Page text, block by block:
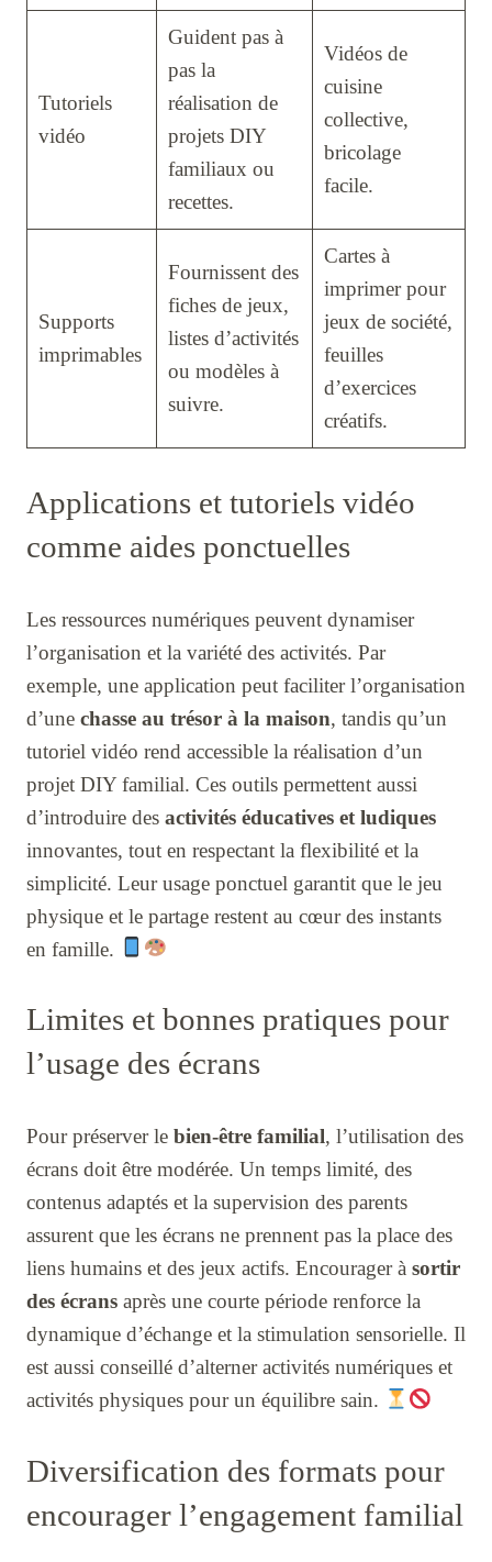
Tutoriels
vidéo
Guident pas à
pas la
réalisation de
projets DIY
familiaux ou
recettes.
Vidéos de
cuisine
collective,
bricolage
facile.
Supports
imprimables
Fournissent des
fiches de jeux,
listes d’activités
ou modèles à
suivre.
Cartes à
imprimer pour
jeux de société,
feuilles
d’exercices
créatifs.
Applications et tutoriels vidéo
comme aides ponctuelles
Les ressources numériques peuvent dynamiser
l’organisation et la variété des activités. Par
exemple, une application peut faciliter l’organisation
d’une chasse au trésor à la maison, tandis qu’un
tutoriel vidéo rend accessible la réalisation d’un
projet DIY familial. Ces outils permettent aussi
d’introduire des activités éducatives et ludiques
innovantes, tout en respectant la flexibilité et la
simplicité. Leur usage ponctuel garantit que le jeu
physique et le partage restent au cœur des instants
en famille.
Limites et bonnes pratiques pour
l’usage des écrans
Pour préserver le bien-être familial, l’utilisation des
écrans doit être modérée. Un temps limité, des
contenus adaptés et la supervision des parents
assurent que les écrans ne prennent pas la place des
liens humains et des jeux actifs. Encourager à sortir
des écrans après une courte période renforce la
dynamique d’échange et la stimulation sensorielle. Il
est aussi conseillé d’alterner activités numériques et
activités physiques pour un équilibre sain.
Diversification des formats pour
encourager l’engagement familial